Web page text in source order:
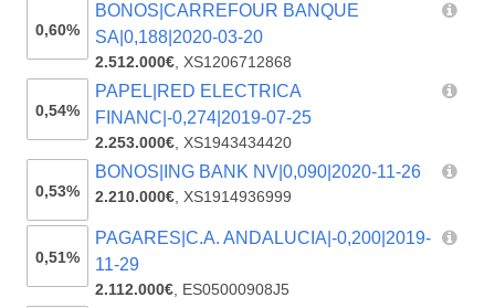
0,60%
BONOS|CARREFOUR BANQUE
SA|0,188|2020-03-20
2.512.000€,XS1206712868
0,54%
PAPEL|RED ELECTRICA
FINANC|-0,274|2019-07-25
2.253.000€,XS1943434420
0,53%
BONOS|ING BANK NV|0,090|2020-11-26
2.210.000€,XS1914936999
0,51%
PAGARES|C.A. ANDALUCIA|-0,200|2019-
11-29
2.112.000€, ES05000908J5